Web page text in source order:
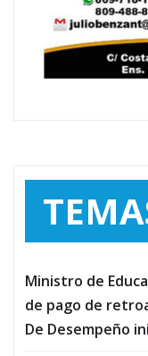
Ministro de
de pago de
De Desempeño